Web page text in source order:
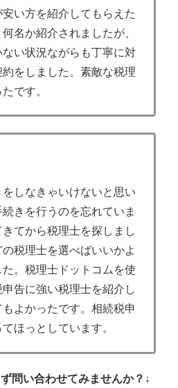
い方を紹介してもらえた
名か紹介されましたが、
い状況ながらも丁寧に対
をしました。素敵な税理
です。
しなきゃいけないと思い
きを行うのを忘れていま
てから税理士を探しまし
税理士を選べばいいかよ
。税理士ドットコムを使
告に強い税理士を紹介し
よかったです。相続税申
ほっとしています。
問い合わせてみませんか？↓